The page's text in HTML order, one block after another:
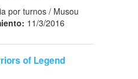
por turnos / Musou
11/3/2016
of Legend